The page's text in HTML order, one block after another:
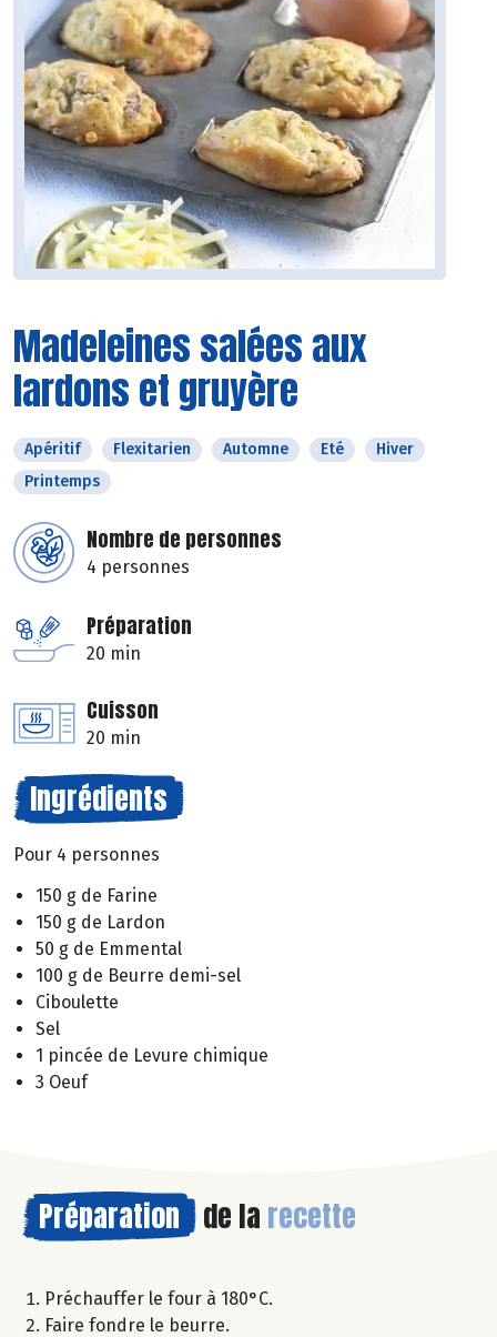
Madeleines salées aux
lardons et gruyère
Apéritif Flexitarien Automne Eté
Hiver
Printemps
Nombre de personnes
4 personnes
Préparation
20 min
Cuisson
20 min
Ingrédients
Pour 4 personnes
150 g de Farine
150 g de Lardon
50 g de Emmental
100 g de Beurre demi-sel
Ciboulette
Sel
1 pincée de Levure chimique
3 Oeuf
Préparation de la recette
Préchauffer le four à 180°C.
Faire fondre le beurre.